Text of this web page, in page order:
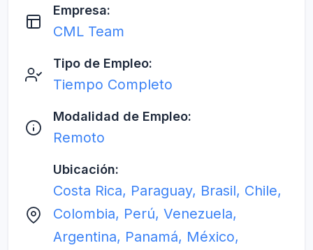
Empresa:
CML Team
Tipo de Empleo:
Tiempo Completo
Modalidad de Empleo:
Remoto
Ubicación:
Costa Rica, Paraguay, Brasil, Chile,
Colombia, Perú, Venezuela,
Argentina, Panamá, México,